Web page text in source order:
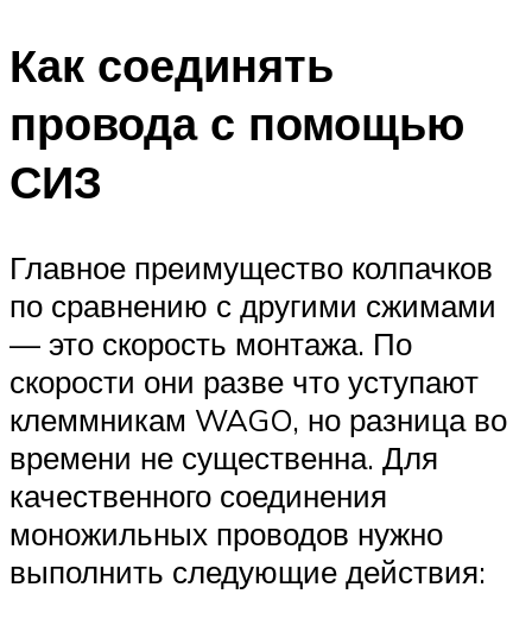
Как соединять
провода с помощью
СИЗ
Главное преимущество колпачков
по сравнению с другими сжимами
— это скорость монтажа. По
скорости они разве что уступают
клеммникам WAGO, но разница во
времени не существенна. Для
качественного соединения
моножильных проводов нужно
выполнить следующие действия: